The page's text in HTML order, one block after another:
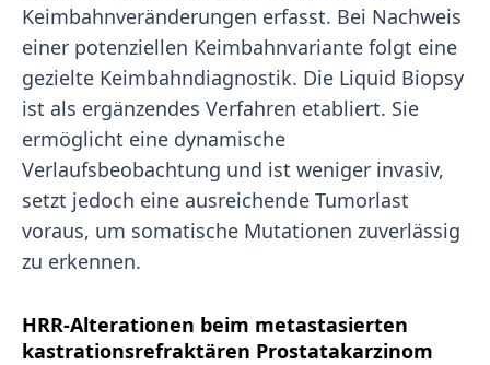
Keimbahnveränderungen erfasst. Bei Nachweis
einer potenziellen Keimbahnvariante folgt eine
gezielte Keimbahndiagnostik. Die Liquid Biopsy
ist als ergänzendes Verfahren etabliert. Sie
ermöglicht eine dynamische
Verlaufsbeobachtung und ist weniger invasiv,
setzt jedoch eine ausreichende Tumorlast
voraus, um somatische Mutationen zuverlässig
zu erkennen.
HRR-Alterationen beim metastasierten
kastrationsrefraktären Prostatakarzinom